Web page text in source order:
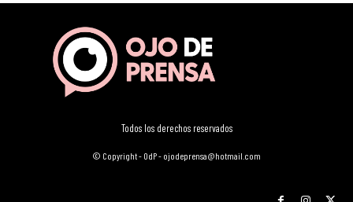
Todos los derechos reservados
© Copyright - OdP - ojodeprensa@hotmail.com